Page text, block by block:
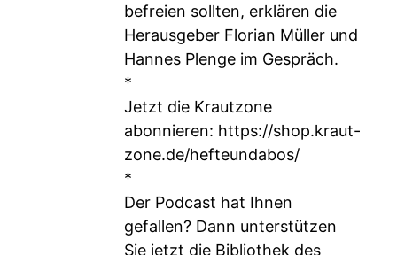
befreien sollten, erklären die
Herausgeber Florian Müller und
Hannes Plenge im Gespräch.
*
Jetzt die Krautzone
abonnieren: https://shop.kraut-
zone.de/hefteundabos/
*
Der Podcast hat Ihnen
gefallen? Dann unterstützen
Sie jetzt die Bibliothek des